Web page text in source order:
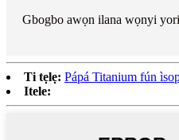
Gbogbo awọn ilana wọnyi
Ti tẹlẹ: Pápá Titanium fún
Itele: